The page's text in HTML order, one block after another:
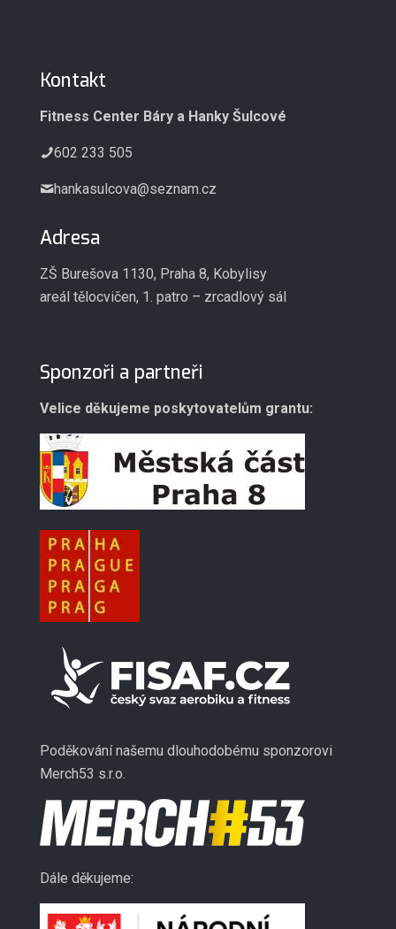
Kontakt
Fitness Center Báry a Hanky Šulcové
602 233 505
hankasulcova@seznam.cz
Adresa
ZŠ Burešova 1130, Praha 8, Kobylisy
areál tělocvičen, 1. patro – zrcadlový sál
Sponzoři a partneři
Velice děkujeme poskytovatelům grantu:
Poděkování našemu dlouhodobému sponzorovi
Merch53 s.r.o.
Dále děkujeme: